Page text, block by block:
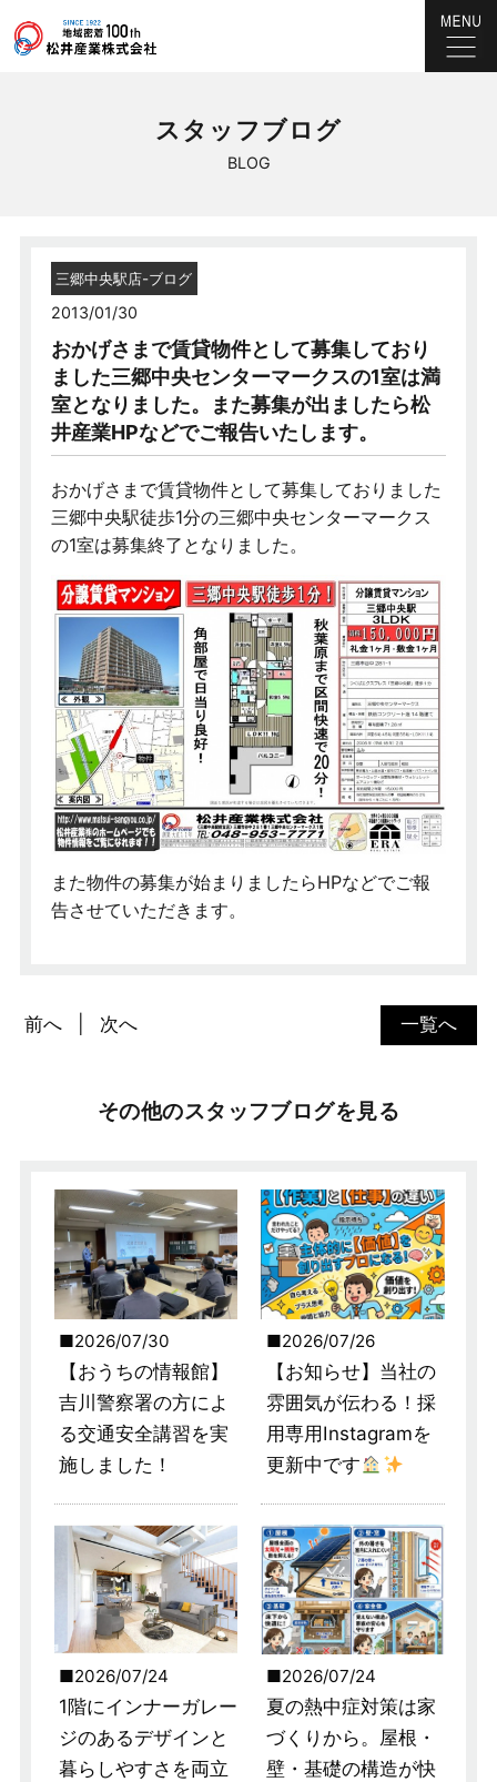
BLOG
スタッフブログ
三郷中央駅店-ブログ
2013/01/30
おかげさまで賃貸物件として募集しており
ました三郷中央センターマークスの1室は満
室となりました。また募集が出ましたら松
井産業HPなどでご報告いたします。
おかげさまで賃貸物件として募集しておりました
三郷中央駅徒歩1分の三郷中央センターマークス
の1室は募集終了となりました。
また物件の募集が始まりましたらHPなどでご報
告させていただきます。
一覧へ
前へ 次へ
その他のスタッフブログを見る
2026/07/30
【おうちの情報館】
吉川警察署の方によ
る交通安全講習を実
施しました！
2026/07/26
【お知らせ】当社の
雰囲気が伝わる！採
用専用Instagramを
更新中です
2026/07/24
1階にインナーガレー
ジのあるデザインと
暮らしやすさを両立
2026/07/24
夏の熱中症対策は家
づくりから。屋根・
壁・基礎の構造が快